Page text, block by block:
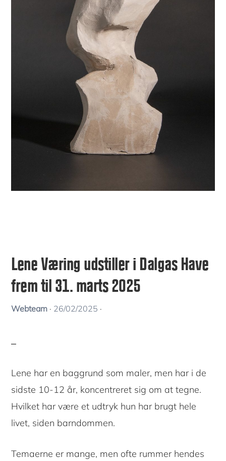
Lene Væring udstiller i Dalgas Have
frem til 31. marts 2025
Webteam · 26/02/2025 ·
Lene har en baggrund som maler, men har i de
sidste 10-12 år, koncentreret sig om at tegne.
Hvilket har være et udtryk hun har brugt hele
livet, siden barndommen.
Temaerne er mange, men ofte rummer hendes